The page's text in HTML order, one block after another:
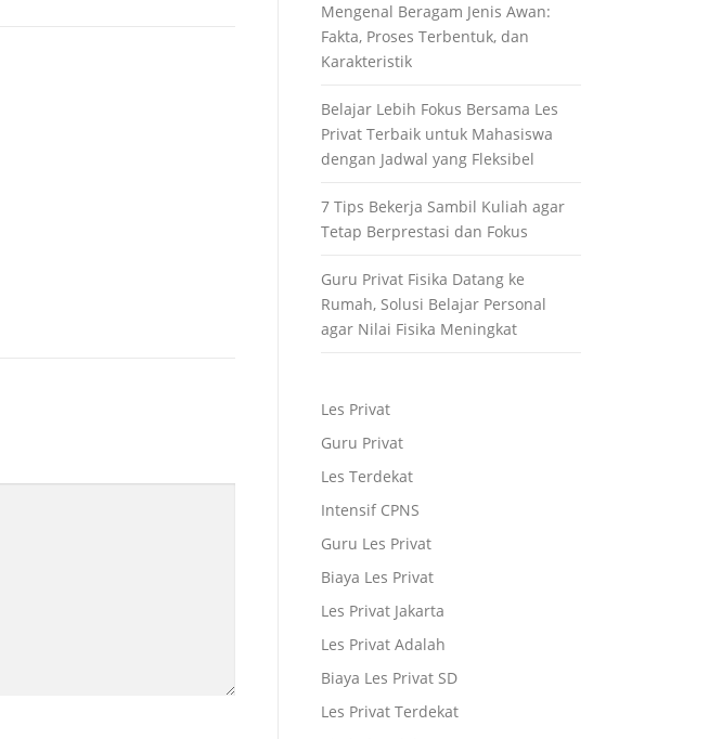
Mengenal Beragam Jenis Awan:
Fakta, Proses Terbentuk, dan
Karakteristik
Belajar Lebih Fokus Bersama Les
Privat Terbaik untuk Mahasiswa
dengan Jadwal yang Fleksibel
7 Tips Bekerja Sambil Kuliah agar
Tetap Berprestasi dan Fokus
Guru Privat Fisika Datang ke
Rumah, Solusi Belajar Personal
agar Nilai Fisika Meningkat
Les Privat
Guru Privat
Les Terdekat
Intensif CPNS
Guru Les Privat
Biaya Les Privat
Les Privat Jakarta
Les Privat Adalah
Biaya Les Privat SD
Les Privat Terdekat